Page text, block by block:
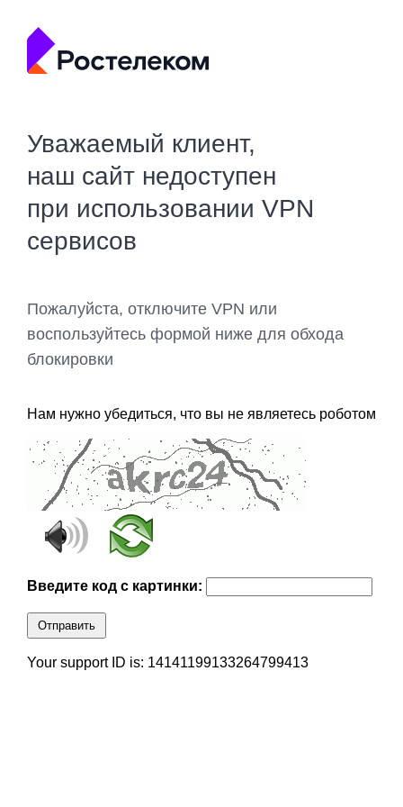
Уважаемый клиент,
наш сайт недоступен
при использовании VPN
сервисов
Пожалуйста, отключите VPN или
воспользуйтесь формой ниже для обхода
блокировки
Нам нужно убедиться, что вы не являетесь роботом
Введите код с картинки:
Отправить
Your support ID is: 14141199133264799413